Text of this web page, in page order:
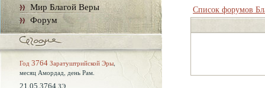
Мир Благой Веры
Форум
Год 3764 Заратуштрийской Эры,
месяц Амордад, день Рам.
21.05.3764 ЗЭ
Список форумов